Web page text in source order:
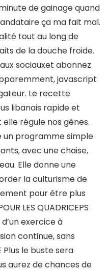
de gainage quand
ça ma fait mal.
tout au long de
de la douche froide.
sociauxet abonnez
javascript
Le recette
libanais rapide et
régule nos gènes.
un programme simple
avec une chaise,
Elle donne une
la culturisme de
pour être plus
LES QUADRICEPS
d’un exercice à
continue, sans
Plus le buste sera
aurez de chances de